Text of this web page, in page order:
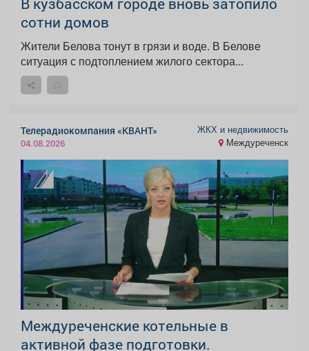
сотни домов
Жители Белова тонут в грязи и воде. В Белове
ситуация с подтоплением жилого сектора...
Телерадиокомпания «КВАНТ»
04.08.2026
ЖКХ и недвижимость
Междуреченск
Междуреченские котельные в
активной фазе подготовки.